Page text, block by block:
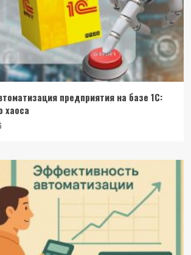
предприятия на базе 1С:
хаоса